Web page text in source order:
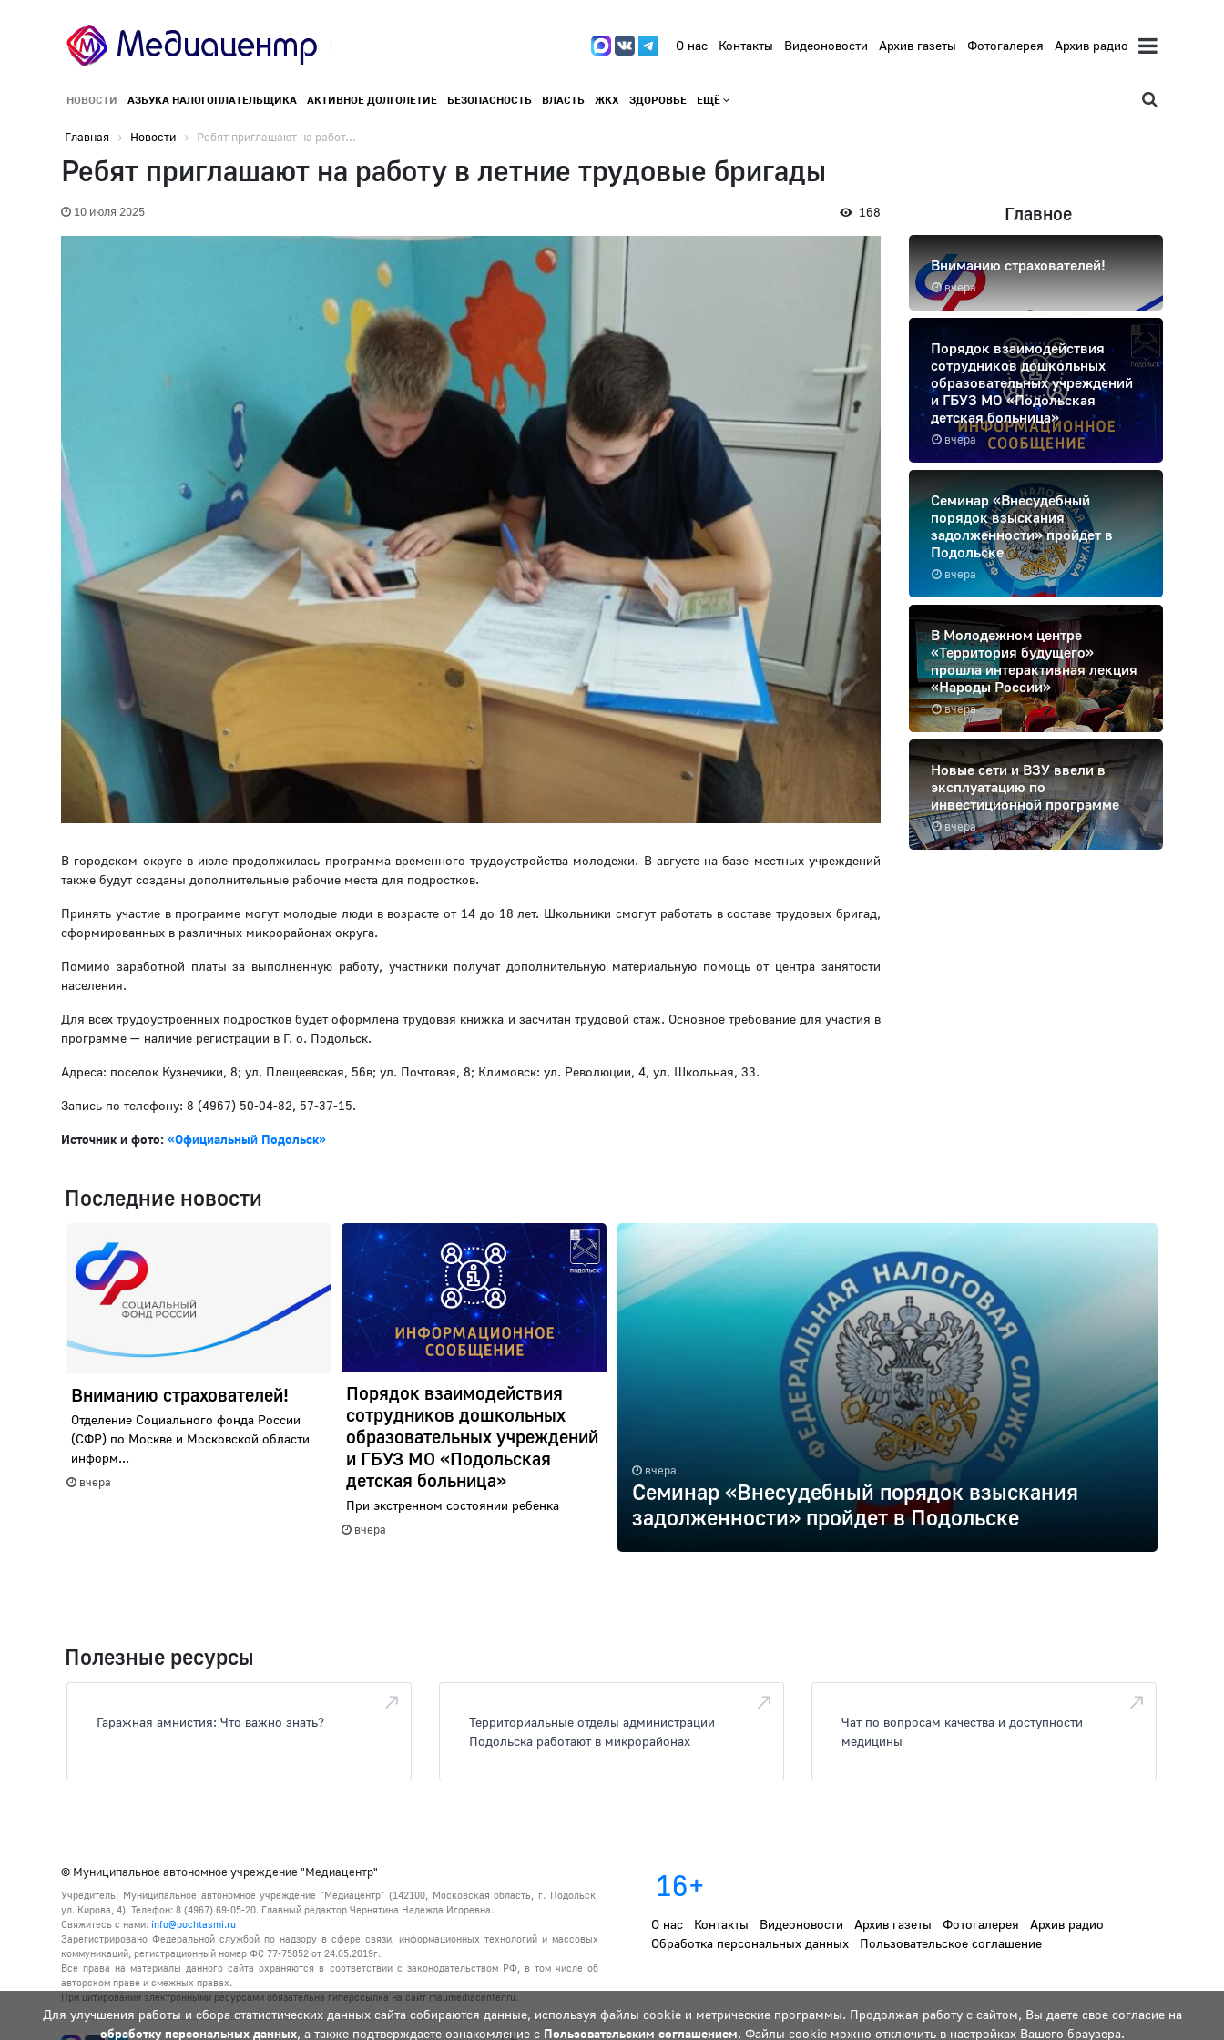
О нас Контакты Видеоновости Архив газеты Фотогалерея Архив радио
НОВОСТИ АЗБУКА НАЛОГОПЛАТЕЛЬЩИКА АКТИВНОЕ ДОЛГОЛЕТИЕ БЕЗОПАСНОСТЬ ВЛАСТЬ ЖКХ ЗДОРОВЬЕ ЕЩЁ
Главная Новости Ребят приглашают на работ...
Ребят приглашают на работу в летние трудовые бригады
10 июля 2025 168
В городском округе в июле продолжилась программа временного трудоустройства молодежи. В августе на базе местных учреждений
также будут созданы дополнительные рабочие места для подростков.
Принять участие в программе могут молодые люди в возрасте от 14 до 18 лет. Школьники смогут работать в составе трудовых бригад,
сформированных в различных микрорайонах округа.
Помимо заработной платы за выполненную работу, участники получат дополнительную материальную помощь от центра занятости
населения.
Для всех трудоустроенных подростков будет оформлена трудовая книжка и засчитан трудовой стаж. Основное требование для участия в
программе — наличие регистрации в Г. о. Подольск.
Адреса: поселок Кузнечики, 8; ул. Плещеевская, 56в; ул. Почтовая, 8; Климовск: ул. Революции, 4, ул. Школьная, 33.
Запись по телефону: 8 (4967) 50-04-82, 57-37-15.
Источник и фото: «Официальный Подольск»
Главное
вчера
Вниманию страхователей!
вчера
Порядок взаимодействия
сотрудников дошкольных
образовательных учреждений
и ГБУЗ МО «Подольская
детская больница»
вчера
Семинар «Внесудебный
порядок взыскания
задолженности» пройдет в
Подольске
вчера
В Молодежном центре
«Территория будущего»
прошла интерактивная лекция
«Народы России»
вчера
Новые сети и ВЗУ ввели в
эксплуатацию по
инвестиционной программе
Последние новости
Вниманию страхователей!
Отделение Социального фонда России
(СФР) по Москве и Московской области
информ...
вчера
Порядок взаимодействия
сотрудников дошкольных
образовательных учреждений
и ГБУЗ МО «Подольская
детская больница»
При экстренном состоянии ребенка
вчера
вчера
Семинар «Внесудебный порядок взыскания
задолженности» пройдет в Подольске
Полезные ресурсы
Гаражная амнистия: Что важно знать?
Территориальные отделы администрации
Подольска работают в микрорайонах
Чат по вопросам качества и доступности
медицины
Для улучшения работы и сбора статистических данных сайта собираются данные, используя файлы cookie и метрические программы. Продолжая работу с сайтом, Вы даете свое согласие на
обработку персональных данных, а также подтверждаете ознакомление с Пользовательским соглашением. Файлы cookie можно отключить в настройках Вашего браузера.
© Муниципальное автономное учреждение "Медиацентр"
Учредитель: Муниципальное автономное учреждение "Медиацентр" (142100, Московская область, г. Подольск,
ул. Кирова, 4). Телефон: 8 (4967) 69-05-20. Главный редактор Чернятина Надежда Игоревна.
Свяжитесь с нами: info@pochtasmi.ru
Зарегистрировано Федеральной службой по надзору в сфере связи, информационных технологий и массовых
коммуникаций, регистрационный номер ФС 77-75852 от 24.05.2019г.
Все права на материалы данного сайта охраняются в соответствии с законодательством РФ, в том числе об
авторском праве и смежных правах.
При цитировании электронными ресурсами обязательна гиперссылка на сайт maumediacenter.ru.
16+
О нас Контакты Видеоновости Архив газеты Фотогалерея
Архив радио
Обработка персональных данных
Пользовательское соглашение